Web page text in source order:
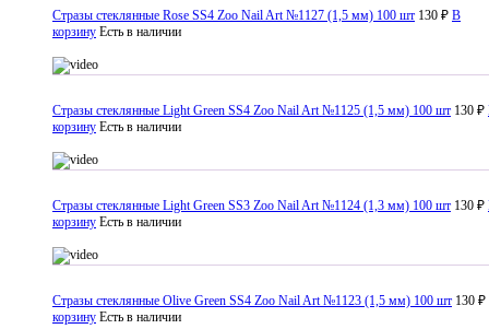
Стразы стеклянные Rose SS4 Zoo Nail Art №1127 (1,5 мм) 100 шт 130 ₽ В
корзину Есть в наличии
Стразы стеклянные Light Green SS4 Zoo Nail Art №1125 (1,5 мм) 100 шт 130 ₽
корзину Есть в наличии
Стразы стеклянные Light Green SS3 Zoo Nail Art №1124 (1,3 мм) 100 шт 130 ₽
корзину Есть в наличии
Стразы стеклянные Olive Green SS4 Zoo Nail Art №1123 (1,5 мм) 100 шт 130 ₽
корзину Есть в наличии